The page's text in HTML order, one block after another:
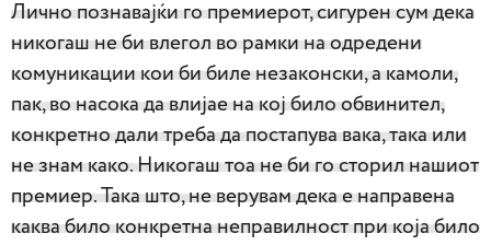
Лично познавајќи го премиерот, сигурен сум дека
никогаш не би влегол во рамки на одредени
комуникации кои би биле незаконски, а камоли,
пак, во насока да влијае на кој било обвинител,
конкретно дали треба да постапува вака, така или
не знам како. Никогаш тоа не би го сторил нашиот
премиер. Така што, не верувам дека е направена
каква било конкретна неправилност при која било